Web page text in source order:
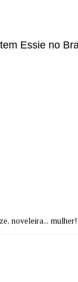
Essie no
noveleira...